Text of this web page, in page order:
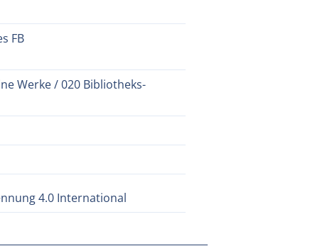
FB
Werke / 020 Bibliotheks-
4.0 International